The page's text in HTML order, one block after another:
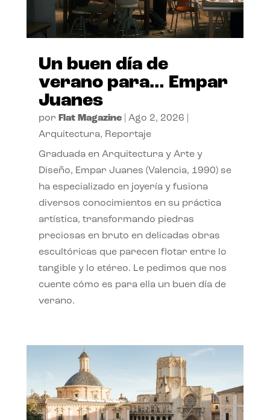
Un buen día de
verano para… Empar
Juanes
por Flat Magazine| Ago 2, 2026
Arquitectura, Reportaje
Graduada en Arquitectura y Arte y
Diseño, Empar Juanes (Valencia, 1990) se
ha especializado en joyería y fusiona
diversos conocimientos en su práctica
artística, transformando piedras
preciosas en bruto en delicadas obras
escultóricas que parecen flotar entre lo
tangible y lo etéreo. Le pedimos que nos
cuente cómo es para ella un buen día de
verano.